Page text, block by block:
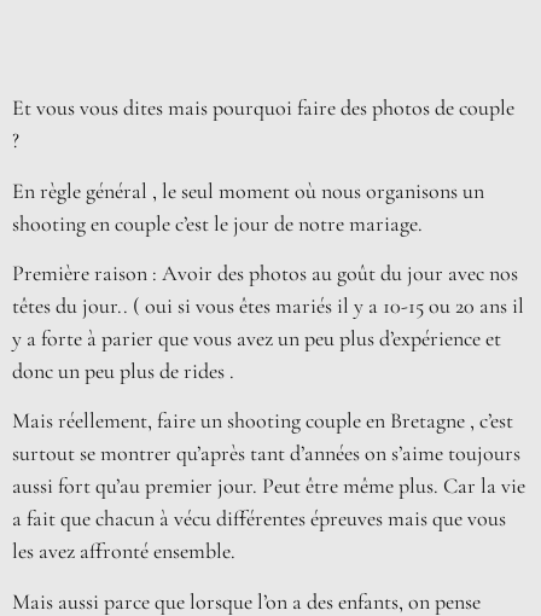
Et vous vous dites mais pourquoi faire des photos de couple
?
En règle général , le seul moment où nous organisons un
shooting en couple c’est le jour de notre mariage.
Première raison : Avoir des photos au goût du jour avec nos
têtes du jour.. ( oui si vous êtes mariés il y a 10-15 ou 20 ans il
y a forte à parier que vous avez un peu plus d’expérience et
donc un peu plus de rides .
Mais réellement, faire un shooting couple en Bretagne , c’est
surtout se montrer qu’après tant d’années on s’aime toujours
aussi fort qu’au premier jour. Peut être même plus. Car la vie
a fait que chacun à vécu différentes épreuves mais que vous
les avez affronté ensemble.
Mais aussi parce que lorsque l’on a des enfants, on pense